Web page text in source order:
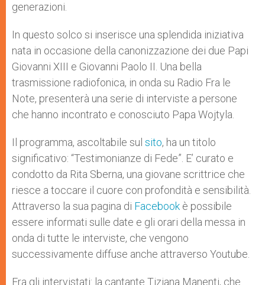
generazioni.
In questo solco si inserisce una splendida iniziativa
nata in occasione della canonizzazione dei due Papi
Giovanni XIII e Giovanni Paolo II. Una bella
trasmissione radiofonica, in onda su Radio Fra le
Note, presenterà una serie di interviste a persone
che hanno incontrato e conosciuto Papa Wojtyla.
Il programma, ascoltabile sul sito, ha un titolo
significativo: “Testimonianze di Fede”. E’ curato e
condotto da Rita Sberna, una giovane scrittrice che
riesce a toccare il cuore con profondità e sensibilità.
Attraverso la sua pagina di Facebook è possibile
essere informati sulle date e gli orari della messa in
onda di tutte le interviste, che vengono
successivamente diffuse anche attraverso Youtube.
Fra gli intervistati: la cantante Tiziana Manenti, che